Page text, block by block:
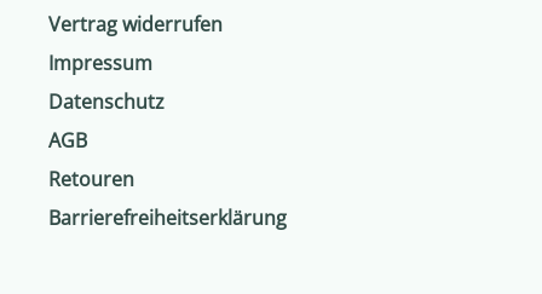
Vertrag widerrufen
Impressum
Datenschutz
AGB
Retouren
Barrierefreiheitserklärung